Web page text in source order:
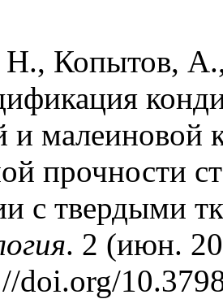
Копытов,
и малеиновой
прочности
с твердыми
. 2 (июн.
doi.org/